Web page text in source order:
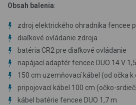
Obsah balenia:
zdroj elektrického ohradníka fencee
diaľkové ovládanie zdroja
batéria CR2 pre diaľkové ovládanie
napájací adaptér fencee DUO 14 V
150 cm uzemňovací kábel (od očka k
pripojovací kábel 100 cm (očko-
kábel batérie fencee DUO 1,7 m